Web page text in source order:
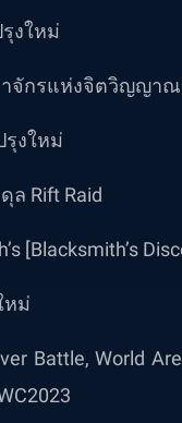
รุงใหม่
าจักรแห่งจิตวิญญาณ
รุงใหม่
ล Rift Raid
[Blacksmith’s
หม่
Battle, World